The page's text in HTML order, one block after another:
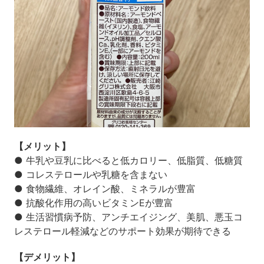
【メリット】
● 牛乳や豆乳に比べると低カロリー、低脂質、低糖質
● コレステロールや乳糖を含まない
● 食物繊維、オレイン酸、ミネラルが豊富
● 抗酸化作用の高いビタミンEが豊富
● 生活習慣病予防、アンチエイジング、美肌、悪玉コ
レステロール軽減などのサポート効果が期待できる
【デメリット】